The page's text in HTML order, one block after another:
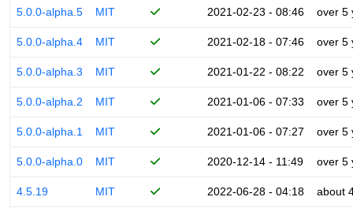
5.0.0-alpha.5 MIT 2021-02-23 - 08:46 over 5
5.0.0-alpha.4 MIT 2021-02-18 - 07:46 over 5
5.0.0-alpha.3 MIT 2021-01-22 - 08:22 over 5
5.0.0-alpha.2 MIT 2021-01-06 - 07:33 over 5
5.0.0-alpha.1 MIT 2021-01-06 - 07:27 over 5
5.0.0-alpha.0 MIT 2020-12-14 - 11:49 over 5
4.5.19 MIT 2022-06-28 - 04:18 about